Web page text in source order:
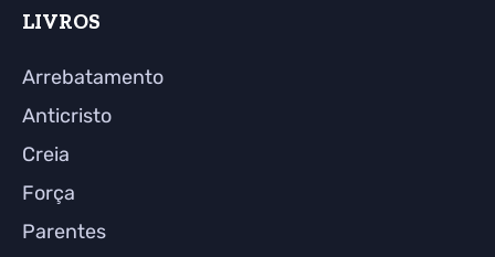
LIVROS
Arrebatamento
Anticristo
Creia
Força
Parentes